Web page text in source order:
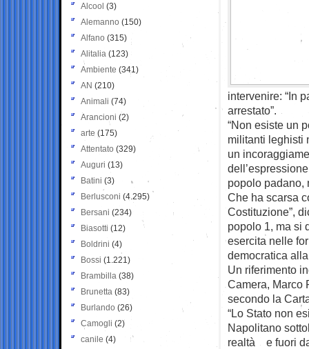
intervenire: “In
arrestato”.
“Non esiste un
militanti leghisti
un
popolo padano,
Che ha scarsa
Costituzione”,
popolo 1, ma si
esercita nelle
democratica
Un riferimento
Camera, Marco
secondo la
“Lo Stato non
Napolitano
realtà e fuori
Alcool (3)
Alemanno (150)
Alfano (315)
Alitalia (123)
Ambiente (341)
AN (210)
Animali (74)
Arancioni (2)
arte (175)
Attentato (329)
Auguri (13)
Batini (3)
Berlusconi (4.295)
Bersani (234)
Biasotti (12)
Boldrini (4)
Bossi (1.221)
Brambilla (38)
Brunetta (83)
Burlando (26)
Camogli (2)
canile (4)